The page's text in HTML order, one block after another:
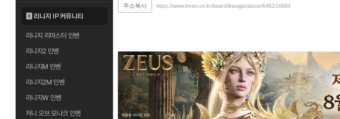
리니지 IP 커뮤니티
리니지 리마스터 인벤
리니지2 인벤
리니지M 인벤
리니지2M 인벤
리니지W 인벤
저니 오브 모나크 인벤
주소복사 https://www.inven.co.kr/board/lineageclassic/6482/16684